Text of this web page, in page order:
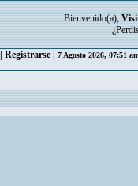
Bienvenido(a),
Registrarse| 7 Agosto 2026, 07:51